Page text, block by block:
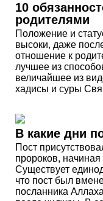
10
родителями
Положение и
высоки, даже
отношение к
лучшее из
величайшее из
хадисы и суры
В какие дни
Пост
пророков,
Существует
что пост был
посланника